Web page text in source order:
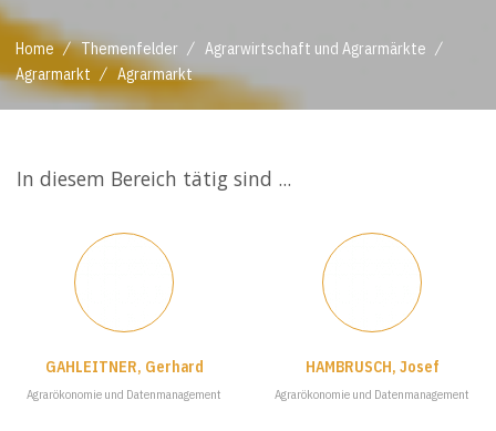
Home / Themenfelder / Agrarwirtschaft und Agrarmärkte /
Agrarmarkt / Agrarmarkt
In diesem Bereich tätig sind ...
GAHLEITNER, Gerhard
Agrarökonomie und Datenmanagement
HAMBRUSCH, Josef
Agrarökonomie und Datenmanagement